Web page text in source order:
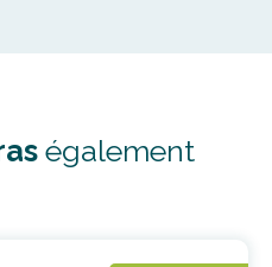
également